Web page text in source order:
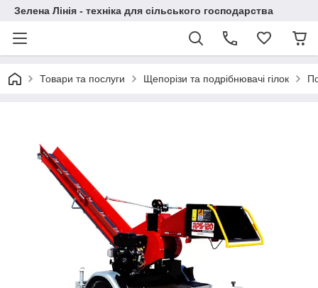
Зелена Лінія - техніка для сільського господарства
Товари та послуги Щепорізи та подрібнювачі гілок